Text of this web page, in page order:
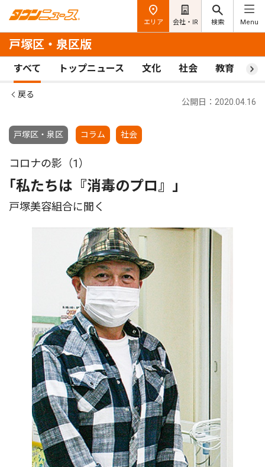
エリア 会社・IR 検索 Menu
戸塚区・泉区版
すべて トップニュース 文化 社会 教育 ス
戻る
戸塚区・泉区 コラム 社会
公開日：2020.04.16
コロナの影（1）
｢私たちは『消毒のプロ』｣
戸塚美容組合に聞く